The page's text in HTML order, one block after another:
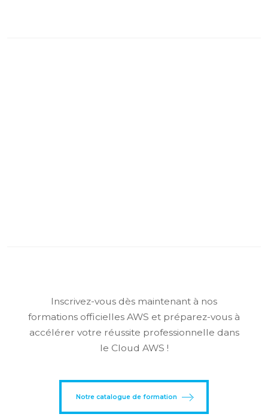
Inscrivez-vous dès maintenant à nos
formations officielles AWS et préparez-vous à
accélérer votre réussite professionnelle dans
le Cloud AWS !
Notre catalogue de formation